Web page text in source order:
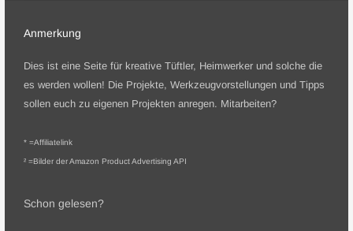
Anmerkung
Dies ist eine Seite für kreative Tüftler, Heimwerker und solche die
es werden wollen! Die Projekte, Werkzeugvorstellungen und Tipps
sollen euch zu eigenen Projekten anregen. Mitarbeiten?
* =Affiliatelink
² =Bilder der Amazon Product Advertising API
Schon gelesen?